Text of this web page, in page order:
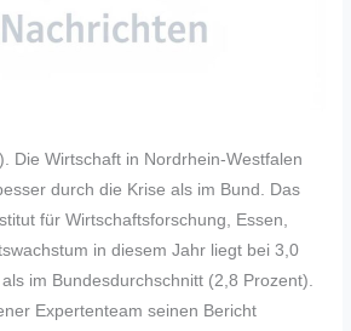
Die Wirtschaft in Nordrhein-Westfalen
durch die Krise als im Bund. Das
für Wirtschaftsforschung, Essen,
in diesem Jahr liegt bei 3,0
im Bundesdurchschnitt (2,8 Prozent).
Expertenteam seinen Bericht